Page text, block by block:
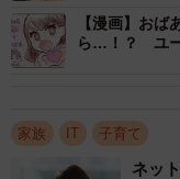
楽しんでいました。
中であることを知り
を得ることなく決済
た。この件をきっか
らぐこととなりまし
【漫画】お
ら…！？ ユー
家族 IT 子育て
ネッ